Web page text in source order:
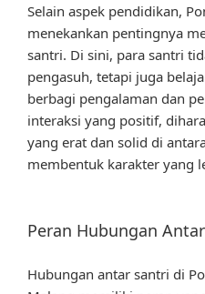
Selain aspek pendidikan,
menekankan pentingnya
santri. Di sini, para santri
pengasuh, tetapi juga
berbagi pengalaman dan
interaksi yang positif,
yang erat dan solid di
membentuk karakter yang
Peran Hubungan
Hubungan antar santri di